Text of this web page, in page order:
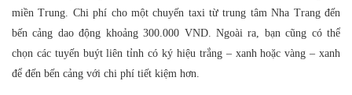
miền Trung. Chi phí cho một chuyến taxi từ trung tâm Nha Trang đến
bến cảng dao động khoảng 300.000 VND. Ngoài ra, bạn cũng có thể
chọn các tuyến buýt liên tỉnh có ký hiệu trắng – xanh hoặc vàng – xanh
để đến bến cảng với chi phí tiết kiệm hơn.